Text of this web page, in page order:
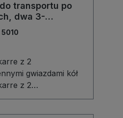
transportu po
dwa 3-
wieńce kół
5010
z 2
gwiazdami kół
z 2
gwiazdami to